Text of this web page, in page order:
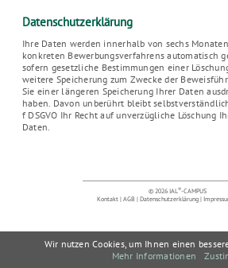
Datenschutzerklärung
Ihre Daten werden innerhalb von sechs
konkreten Bewerbungsverfahrens automatisch
sofern gesetzliche Bestimmungen einer
weitere Speicherung zum Zwecke der
Sie einer längeren Speicherung Ihrer Daten
haben. Davon unberührt bleibt
f DSGVO Ihr Recht auf unverzügliche Löschung
Daten.
© 2026 IAL ®-CAMPUS
Kontakt|AGB|Datenschutzerklärung|
Wir nutzen Cookies, um Ihnen einen
Mehr Informationen